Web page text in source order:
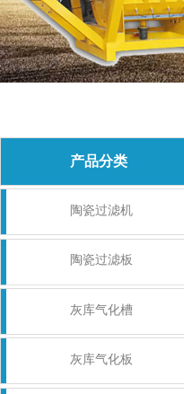
产品分类
陶瓷过滤机
陶瓷过滤板
灰库气化槽
灰库气化板